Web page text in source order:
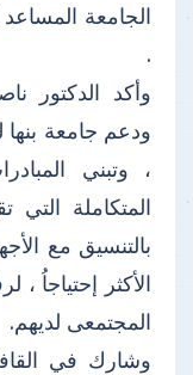
الجامعة
.
وأكد الدكتور
ودعم جامعة
، وتبني
المتكاملة التي
بالتنسيق مع
الأكثر إحتياجاُ
المجتمعى لديهم.
وشارك في